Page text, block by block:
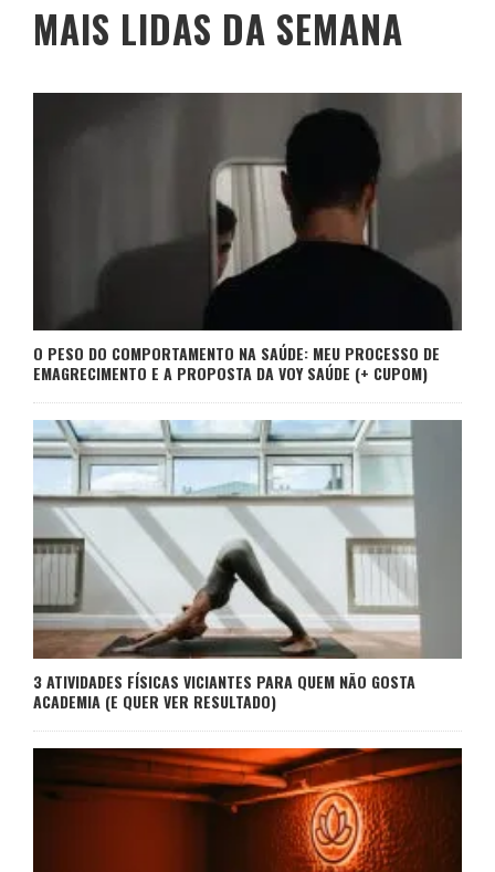
MAIS LIDAS DA SEMANA
O PESO DO COMPORTAMENTO NA SAÚDE: MEU PROCESSO DE
EMAGRECIMENTO E A PROPOSTA DA VOY SAÚDE (+ CUPOM)
3 ATIVIDADES FÍSICAS VICIANTES PARA QUEM NÃO GOSTA
ACADEMIA (E QUER VER RESULTADO)